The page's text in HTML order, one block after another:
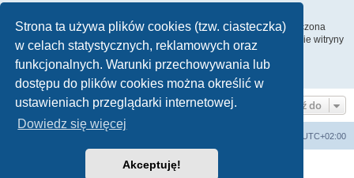
Strona ta używa plików cookies (tzw. ciasteczka)
w celach statystycznych, reklamowych oraz
funkcjonalnych. Warunki przechowywania lub
dostępu do plików cookies można określić w
ustawieniach przeglądarki internetowej.
Dowiedz się więcej
Akceptuję!
Wszyscy użytkownicy witryny mogą używać – jeśli funkcja ta jest włączona
przez administratora witryny – formularza „Kontakt z nami”. Członkowie witryny
mogą także używać odnośnika „Zespół administracyjny”.
Na górę
Przejdź do
UTC+02:00
Technologię dostarczaphpBB® Forum Software © phpBB Limited